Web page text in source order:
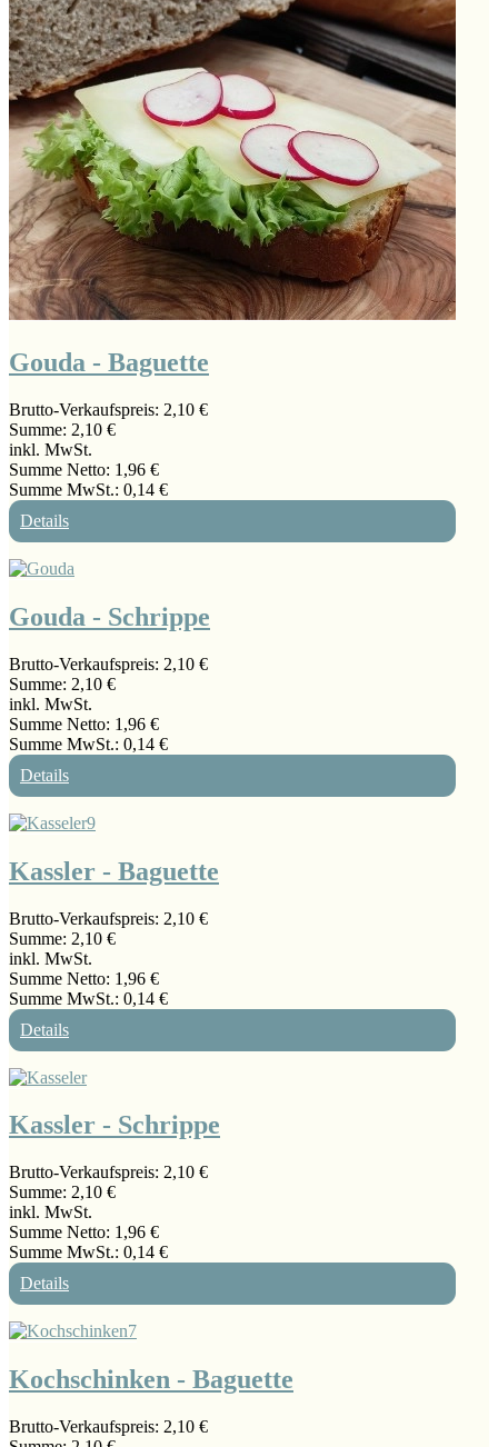
Gouda - Baguette
Brutto-Verkaufspreis: 2,10 €
Summe: 2,10 €
inkl. MwSt.
Summe Netto: 1,96 €
Summe MwSt.: 0,14 €
Details
Gouda - Schrippe
Brutto-Verkaufspreis: 2,10 €
Summe: 2,10 €
inkl. MwSt.
Summe Netto: 1,96 €
Summe MwSt.: 0,14 €
Details
Kassler - Baguette
Brutto-Verkaufspreis: 2,10 €
Summe: 2,10 €
inkl. MwSt.
Summe Netto: 1,96 €
Summe MwSt.: 0,14 €
Details
Kassler - Schrippe
Brutto-Verkaufspreis: 2,10 €
Summe: 2,10 €
inkl. MwSt.
Summe Netto: 1,96 €
Summe MwSt.: 0,14 €
Details
Kochschinken - Baguette
Brutto-Verkaufspreis: 2,10 €